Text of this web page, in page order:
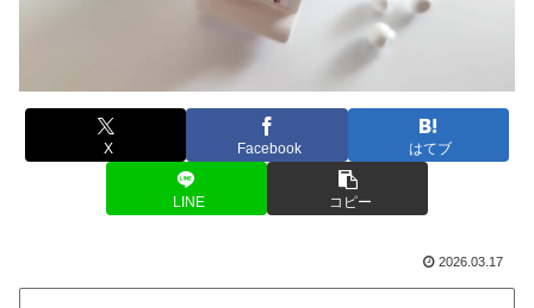
X Facebook はてブ
LINE コピー
2026.03.17